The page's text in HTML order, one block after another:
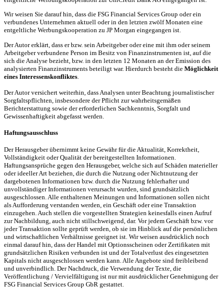
Wir weisen Sie darauf hin, dass die FSG Financial Services Group oder ein
verbundenes Unternehmen aktuell oder in den letzten zwölf Monaten eine
entgeltliche Werbungskooperation zu JP Morgan eingegangen ist.
Der Autor erklärt, dass er bzw. sein Arbeitgeber oder eine mit ihm oder seinem
Arbeitgeber verbundene Person im Besitz von Finanzinstrumenten ist, auf die
sich die Analyse bezieht, bzw. in den letzten 12 Monaten an der Emission des
analysierten Finanzinstruments beteiligt war. Hierdurch besteht die Möglichkeit
eines Interessenskonfliktes
Der Autor versichert weiterhin, dass Analysen unter Beachtung journalistischer
Sorgfaltspflichten, insbesondere der Pflicht zur wahrheitsgemäßen
Berichterstattung sowie der erforderlichen Sachkenntnis, Sorgfalt und
Gewissenhaftigkeit abgefasst werden.
Haftungsausschluss
Der Herausgeber übernimmt keine Gewähr für die Aktualität, Korrektheit,
Vollständigkeit oder Qualität der bereitgestellten Informationen.
Haftungsansprüche gegen den Herausgeber, welche sich auf Schäden materieller
oder ideeller Art beziehen, die durch die Nutzung oder Nichtnutzung der
dargebotenen Informationen bzw. durch die Nutzung fehlerhafter und
unvollständiger Informationen verursacht wurden, sind grundsätzlich
ausgeschlossen. Alle enthaltenen Meinungen und Informationen sollen nicht
als Aufforderung verstanden werden, ein Geschäft oder eine Transaktion
einzugehen. Auch stellen die vorgestellten Strategien keinesfalls einen Aufruf
zur Nachbildung, auch nicht stillschweigend, dar. Vor jedem Geschäft bzw. vor
jeder Transaktion sollte geprüft werden, ob sie im Hinblick auf die persönlichen
und wirtschaftlichen Verhältnisse geeignet ist. Wir weisen ausdrücklich noch
einmal darauf hin, dass der Handel mit Optionsscheinen oder Zertifikaten mit
grundsätzlichen Risiken verbunden ist und der Totalverlust des eingesetzten
Kapitals nicht ausgeschlossen werden kann. Alle Angebote sind freibleibend
und unverbindlich. Der Nachdruck, die Verwendung der Texte, die
Veröffentlichung / Vervielfältigung ist nur mit ausdrücklicher Genehmigung der
FSG Financial Services Group GbR gestattet.